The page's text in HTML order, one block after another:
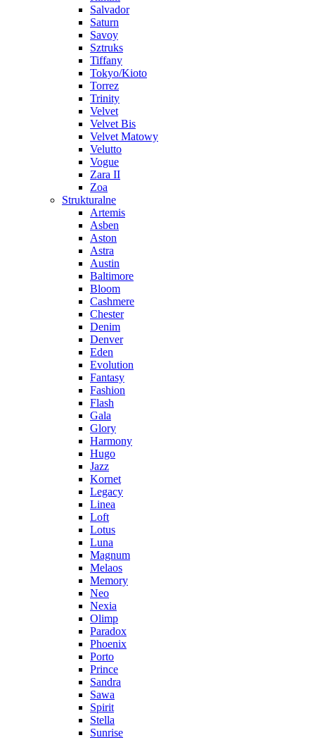
Salvador
Saturn
Savoy
Sztruks
Tiffany
Tokyo/Kioto
Torrez
Trinity
Velvet
Velvet Bis
Velvet Matowy
Velutto
Vogue
Zara II
Zoa
Strukturalne
Artemis
Asben
Aston
Astra
Austin
Baltimore
Bloom
Cashmere
Chester
Denim
Denver
Eden
Evolution
Fantasy
Fashion
Flash
Gala
Glory
Harmony
Hugo
Jazz
Kornet
Legacy
Linea
Loft
Lotus
Luna
Magnum
Melaos
Memory
Neo
Nexia
Olimp
Paradox
Phoenix
Porto
Prince
Sandra
Sawa
Spirit
Stella
Sunrise